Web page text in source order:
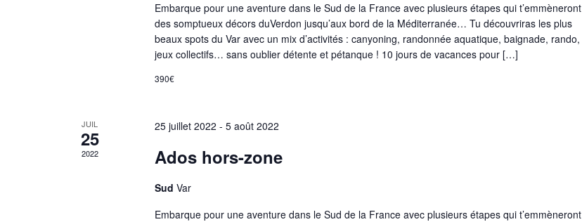
Embarque pour une aventure dans le Sud de la France avec plusieurs étapes qui t’emmèneront
des somptueux décors duVerdon jusqu’aux bord de la Méditerranée… Tu découvriras les plus
beaux spots du Var avec un mix d’activités : canyoning, randonnée aquatique, baignade, rando,
jeux collectifs… sans oublier détente et pétanque ! 10 jours de vacances pour […]
390€
JUIL
25
2022
25 juillet 2022 - 5 août 2022
Ados hors-zone
Sud Var
Embarque pour une aventure dans le Sud de la France avec plusieurs étapes qui t’emmèneront